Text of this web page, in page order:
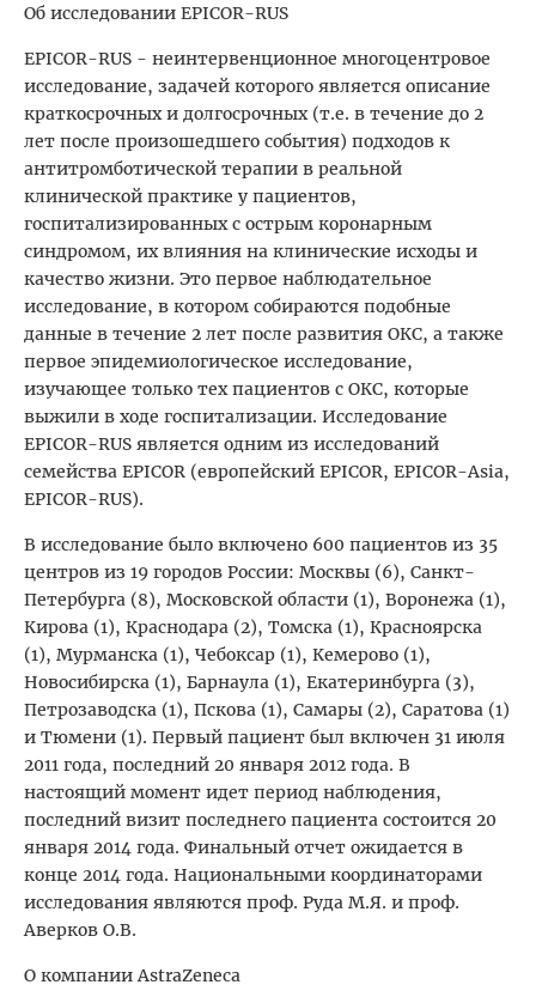
Об исследовании EPICOR-RUS
EPICOR-RUS - неинтервенционное многоцентровое
исследование, задачей которого является описание
краткосрочных и долгосрочных (т.е. в течение до 2
лет после произошедшего события) подходов к
антитромботической терапии в реальной
клинической практике у пациентов,
госпитализированных с острым коронарным
синдромом, их влияния на клинические исходы и
качество жизни. Это первое наблюдательное
исследование, в котором собираются подобные
данные в течение 2 лет после развития ОКС, а также
первое эпидемиологическое исследование,
изучающее только тех пациентов с ОКС, которые
выжили в ходе госпитализации. Исследование
EPICOR-RUS является одним из исследований
семейства EPICOR (европейский EPICOR, EPICOR-Asia,
EPICOR-RUS).
В исследование было включено 600 пациентов из 35
центров из 19 городов России: Москвы (6), Санкт-
Петербурга (8), Московской области (1), Воронежа (1),
Кирова (1), Краснодара (2), Томска (1), Красноярска
(1), Мурманска (1), Чебоксар (1), Кемерово (1),
Новосибирска (1), Барнаула (1), Екатеринбурга (3),
Петрозаводска (1), Пскова (1), Самары (2), Саратова (1)
и Тюмени (1). Первый пациент был включен 31 июля
2011 года, последний 20 января 2012 года. В
настоящий момент идет период наблюдения,
последний визит последнего пациента состоится 20
января 2014 года. Финальный отчет ожидается в
конце 2014 года. Национальными координаторами
исследования являются проф. Руда М.Я. и проф.
Аверков О.В.
О компании AstraZeneca